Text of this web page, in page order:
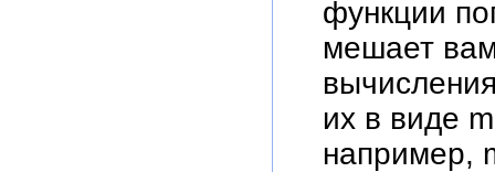
функции
мешает
их в виде
например,